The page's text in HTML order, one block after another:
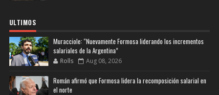
ULTIMOS
Muracciole: “Nuevamente Formosa liderando los incrementos
salariales de la Argentina”
Rolls Aug 08, 2026
Román afirmó que Formosa lidera la recomposición salarial en
el norte